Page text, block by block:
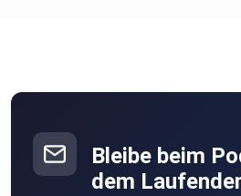
igsh=ZHlkMXJ5ZXU2Zmp5
Bleibe beim
dem